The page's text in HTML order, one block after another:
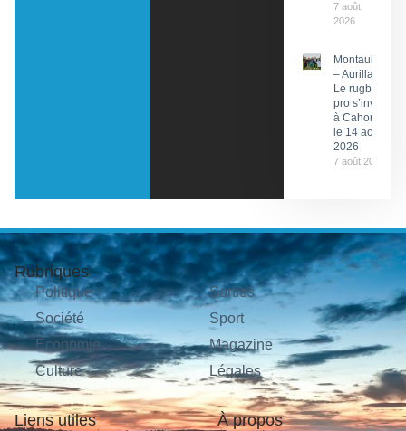
7 août
2026
Montauban
– Aurillac :
Le rugby
pro s’invite
à Cahors
le 14 août
2026
7 août 2026
Rubriques
Politique
Société
Économie
Culture
Sorties
Sport
Magazine
Légales
Liens utiles À propos